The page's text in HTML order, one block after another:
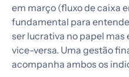
em março (fluxo de caixa
fundamental para
ser lucrativa no papel mas
vice-versa. Uma gestão
acompanha ambos os